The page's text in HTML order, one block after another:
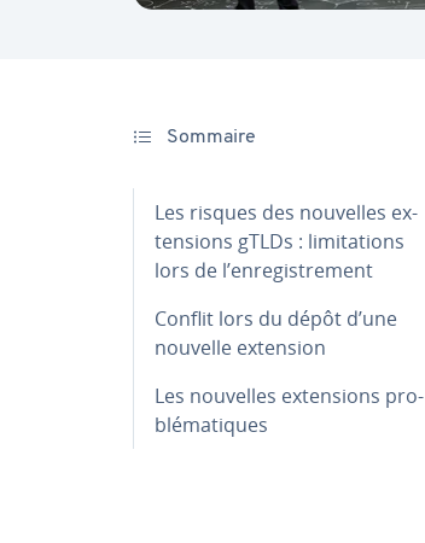
Sommaire
Les risques des nouvelles ex­
ten­sions gTLDs : li­mi­ta­tions
lors de l’en­re­gis­tre­ment
Conflit lors du dépôt d’une
nouvelle extension
Les nouvelles ex­ten­sions pro­
blé­ma­tiques